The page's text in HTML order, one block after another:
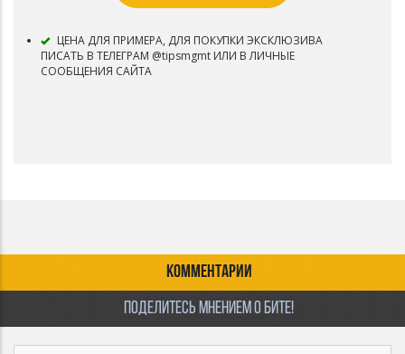
ЦЕНА ДЛЯ ПРИМЕРА, ДЛЯ ПОКУПКИ ЭКСКЛЮЗИВА
ПИСАТЬ В ТЕЛЕГРАМ @tipsmgmt ИЛИ В ЛИЧНЫЕ
СООБЩЕНИЯ САЙТА
КОММЕНТАРИИ
ПОДЕЛИТЕСЬ МНЕНИЕМ О БИТЕ!